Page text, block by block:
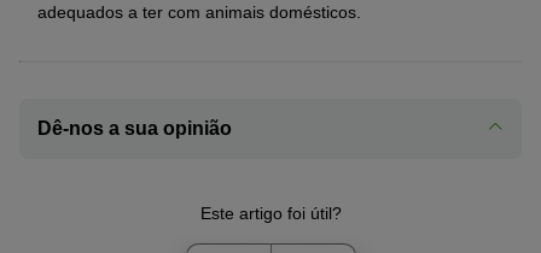
adequados a ter com animais domésticos.
Dê-nos a sua opinião
Este artigo foi útil?